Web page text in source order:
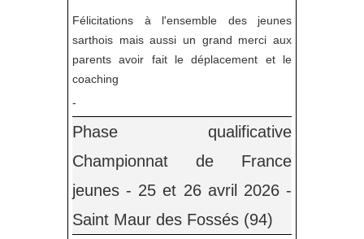
Félicitations à l'ensemble des jeunes
sarthois mais aussi un grand merci aux
parents avoir fait le déplacement et le
coaching
-
Phase qualificative
Championnat de France
jeunes - 25 et 26 avril 2026 -
Saint Maur des Fossés (94)